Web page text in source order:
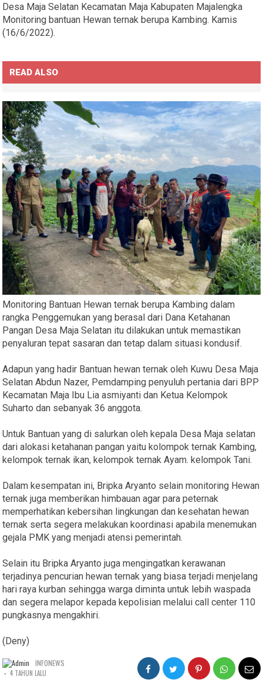
Desa Maja Selatan Kecamatan Maja Kabupaten Majalengka
Monitoring bantuan Hewan ternak berupa Kambing. Kamis
(16/6/2022).
READ ALSO
Monitoring Bantuan Hewan ternak berupa Kambing dalam
rangka Penggemukan yang berasal dari Dana Ketahanan
Pangan Desa Maja Selatan itu dilakukan untuk memastikan
penyaluran tepat sasaran dan tetap dalam situasi kondusif.
Adapun yang hadir Bantuan hewan ternak oleh Kuwu Desa Maja
Selatan Abdun Nazer, Pemdamping penyuluh pertania dari BPP
Kecamatan Maja Ibu Lia asmiyanti dan Ketua Kelompok
Suharto dan sebanyak 36 anggota.
Untuk Bantuan yang di salurkan oleh kepala Desa Maja selatan
dari alokasi ketahanan pangan yaitu kolompok ternak Kambing,
kelompok ternak ikan, kelompok ternak Ayam. kelompok Tani.
Dalam kesempatan ini, Bripka Aryanto selain monitoring Hewan
ternak juga memberikan himbauan agar para peternak
memperhatikan kebersihan lingkungan dan kesehatan hewan
ternak serta segera melakukan koordinasi apabila menemukan
gejala PMK yang menjadi atensi pemerintah.
Selain itu Bripka Aryanto juga mengingatkan kerawanan
terjadinya pencurian hewan ternak yang biasa terjadi menjelang
hari raya kurban sehingga warga diminta untuk lebih waspada
dan segera melapor kepada kepolisian melalui call center 110
pungkasnya mengakhiri.
(Deny)
INFONEWS
- 4 TAHUN LALU